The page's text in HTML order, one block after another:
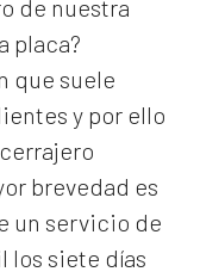
de nuestra
placa?
que suele
y por ello
brevedad es
un servicio de
los siete días